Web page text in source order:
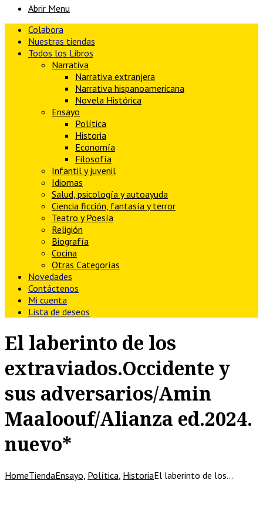
Abrir Menu
Colabora
Nuestras tiendas
Todos los Libros
Narrativa
Narrativa extranjera
Narrativa hispanoamericana
Novela Histórica
Ensayo
Política
Historia
Economía
Filosofía
Infantil y juvenil
Idiomas
Salud, psicología y autoayuda
Ciencia ficción, fantasía y terror
Teatro y Poesía
Religión
Biografía
Cocina
Otras Categorías
Novedades
Contáctenos
Mi cuenta
Lista de deseos
El laberinto de los
extraviados.Occidente y
sus adversarios/Amin
Maaloouf/Alianza ed.2024.
nuevo*
HomeTiendaEnsayo Política HistoriaEl laberinto de los…